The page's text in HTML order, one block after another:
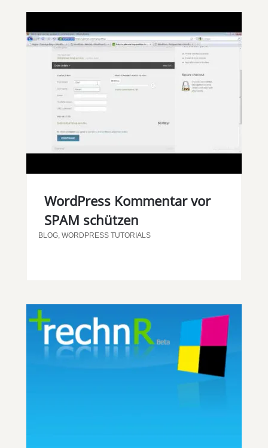
WordPress Kommentar vor
SPAM schützen
BLOG, WORDPRESS TUTORIALS